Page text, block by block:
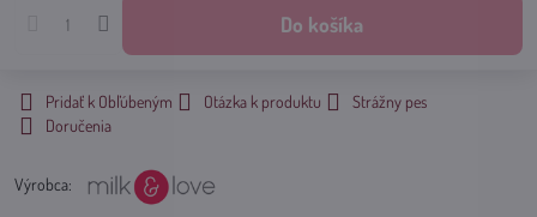
Do košíka
Pridať k Obľúbeným Otázka k produktu
Strážny pes
Doručenia
Výrobca: